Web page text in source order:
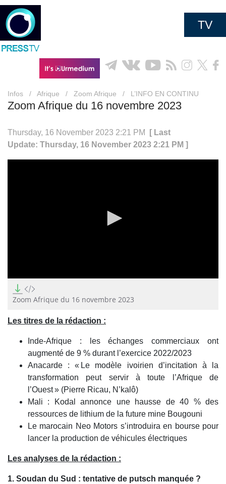
TV
Infos / Afrique / Zoom Afrique / L’INFO EN CONTINU
Zoom Afrique du 16 novembre 2023
Thursday, 16 November 2023 2:21 PM
[ Last
Update: Thursday, 16 November 2023 2:21 PM ]
seconds
of
11
Zoom Afrique du 16 novembre 2023
Les titres de la rédaction :
Inde-Afrique : les échanges commerciaux ont
augmenté de 9 % durant l’exercice 2022/2023
Anacarde : « Le modèle ivoirien d’incitation à la
transformation peut servir à toute l’Afrique de
l’Ouest » (Pierre Ricau, N’kalô)
Mali : Kodal annonce une hausse de 40 % des
ressources de lithium de la future mine Bougouni
Le marocain Neo Motors s’introduira en bourse pour
lancer la production de véhicules électriques
Les analyses de la rédaction :
1. Soudan du Sud : tentative de putsch manquée ?